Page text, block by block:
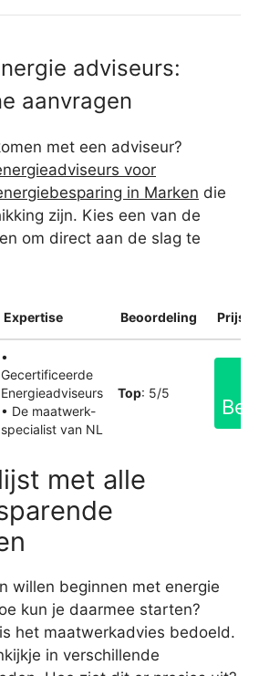
adviseurs:
aanvragen
met een adviseur?
voor
in Marken die
zijn. Kies een van de
om direct aan de slag te
Expertise Beoordeling
•
Gecertificeerde
Energieadviseurs
• De maatwerk-
specialist van NL
Top: 5/5
met alle
willen beginnen met energie
kun je daarmee starten?
het maatwerkadvies bedoeld.
in verschillende